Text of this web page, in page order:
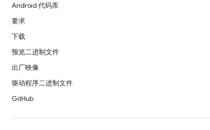
Android 代码库
要求
下载
预览二进制文件
出厂映像
驱动程序二进制文件
GitHub